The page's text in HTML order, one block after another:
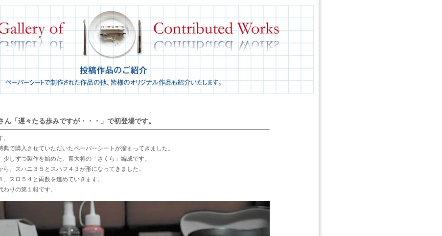
ん「遅々たる歩みですが・・・」で初登場です。
典で購入させていただいたペーパーシートが溜まってきました。
少しずつ製作を始めた、青大将の「さくら」編成です。
ら、スハニ３５とスハフ４３が形になってきました。
、スロ５４と両数を進めていきます。
わりの第１報です。